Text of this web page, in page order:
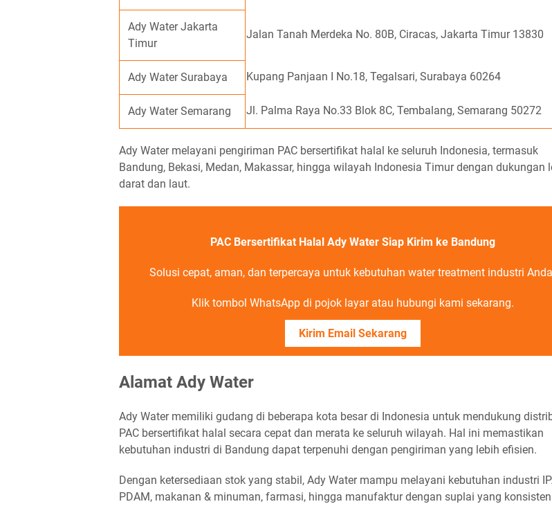
Ady Water Jakarta
Timur
Jalan Tanah Merdeka No. 80B, Ciracas, Jakarta Timur 13830
Ady Water Surabaya Kupang Panjaan I No.18, Tegalsari, Surabaya 60264
Ady Water Semarang Jl. Palma Raya No.33 Blok 8C, Tembalang, Semarang 50272
Ady Water melayani pengiriman PAC bersertifikat halal ke seluruh Indonesia, termasuk
Bandung, Bekasi, Medan, Makassar, hingga wilayah Indonesia Timur dengan dukungan
darat dan laut.
PAC Bersertifikat Halal Ady Water Siap Kirim ke Bandung
Solusi cepat, aman, dan terpercaya untuk kebutuhan water treatment industri
Klik tombol WhatsApp di pojok layar atau hubungi kami sekarang.
Kirim Email Sekarang
Alamat Ady Water
Ady Water memiliki gudang di beberapa kota besar di Indonesia untuk mendukung
PAC bersertifikat halal secara cepat dan merata ke seluruh wilayah. Hal ini memastikan
kebutuhan industri di Bandung dapat terpenuhi dengan pengiriman yang lebih efisien.
Dengan ketersediaan stok yang stabil, Ady Water mampu melayani kebutuhan industri
PDAM, makanan & minuman, farmasi, hingga manufaktur dengan suplai yang